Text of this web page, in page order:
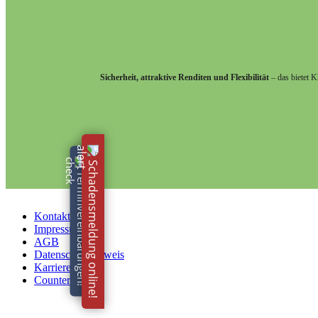
Sicherheit, attraktive Renditen und Flexibilität – das bietet
Terminvereinbarungen!Schadensmeldung online!
Kontakt
Impressum
AGB
Datenschutzhinweis
Karriere
Counter
Wir verwenden Cookies um unsere Website zu optimieren und Ihnen